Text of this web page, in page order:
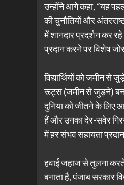
उन्होंने आगे कहा, “यह पहल
की चुनौतियों और
में शानदार प्रदर्शन कर
प्रदान करने पर विशेष
विद्यार्थियों को जमीन
रूट्स (जमीन से जुड़ने)
दुनिया को जीतने के लिए
हैं और उनका देर-सवेर
में हर संभव सहायता
हवाई जहाज से तुलना
बनाता है, पंजाब सरकार